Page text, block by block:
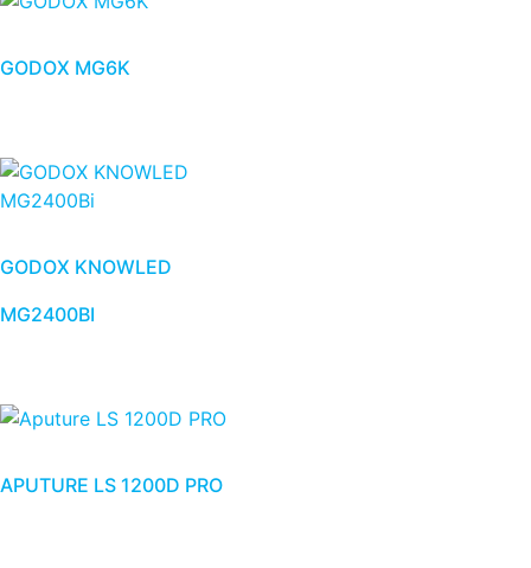
GODOX MG6K
GODOX KNOWLED
MG2400BI
APUTURE LS 1200D PRO